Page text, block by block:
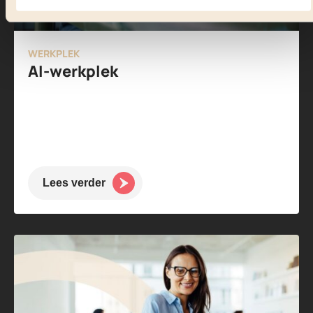
WERKPLEK
AI-werkplek
Lees verder